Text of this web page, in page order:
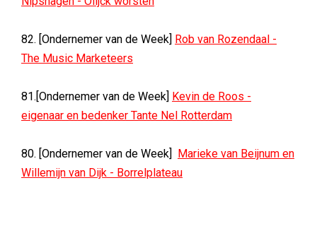
82. [Ondernemer van de Week] Rob van Rozendaal -
The Music Marketeers
81.[Ondernemer van de Week] Kevin de Roos -
eigenaar en bedenker Tante Nel Rotterdam
80. [Ondernemer van de Week] Marieke van Beijnum en
Willemijn van Dijk - Borrelplateau